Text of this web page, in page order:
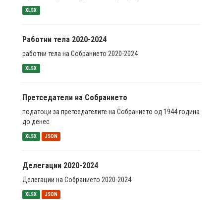
XLSX
Работни тела 2020-2024
работни тела на Собранието 2020-2024
XLSX
Претседатели на Собранието
податоци за претседателите на Собранието од 1944 година
до денес
XLSX JSON
Делегации 2020-2024
Делегации на Собранието 2020-2024
XLSX JSON